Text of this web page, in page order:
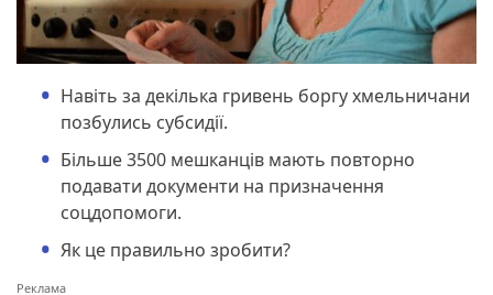
Навіть за декілька гривень боргу хмельничани
позбулись субсидії.
Більше 3500 мешканців мають повторно
подавати документи на призначення
соцдопомоги.
Як це правильно зробити?